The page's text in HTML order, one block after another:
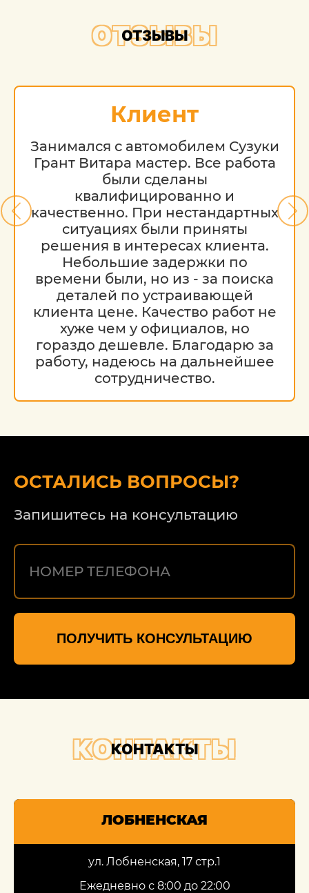
ОТЗЫВЫ
ОТЗЫВЫ
Клиент
Занимался с автомобилем Сузуки
Грант Витара мастер. Все работа
были сделаны
квалифицированно и
качественно. При нестандартных
ситуациях были приняты
решения в интересах клиента.
Небольшие задержки по
времени были, но из - за поиска
деталей по устраивающей
клиента цене. Качество работ не
хуже чем у официалов, но
гораздо дешевле. Благодарю за
работу, надеюсь на дальнейшее
сотрудничество.
ОСТАЛИСЬ ВОПРОСЫ?
Запишитесь на консультацию
ПОЛУЧИТЬ КОНСУЛЬТАЦИЮ
КОНТАКТЫ
КОНТАКТЫ
ЛОБНЕНСКАЯ
ул. Лобненская, 17 стр.1
Ежедневно с 8:00 до 22:00